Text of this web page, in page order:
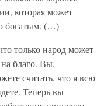
которая может
богатым. (…)
только народ может
благо. Вы,
считать, что я всю
Теперь вы